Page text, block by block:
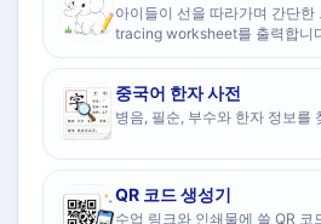
아이들이 선을 따라가며 간단
tracing worksheet를 출력합니
중국어 한자 사전
병음, 필순, 부수와 한자 정보를
QR 코드 생성기
수업 링크와 인쇄물에 쓸 QR 코